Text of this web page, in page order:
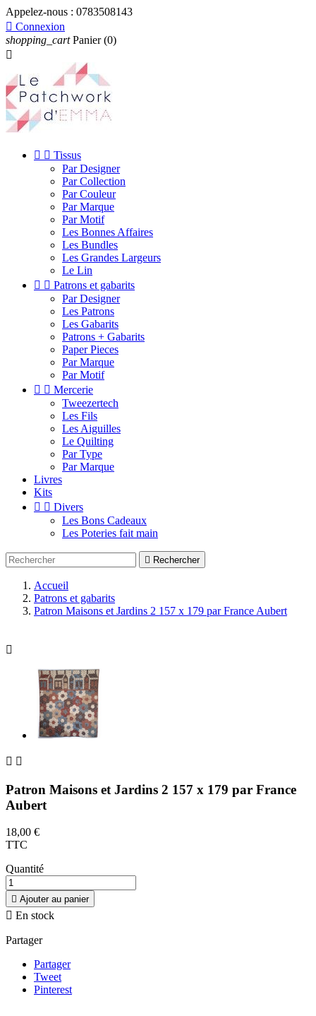
Appelez-nous : 0783508143
 Connexion
shopping_cart Panier (0)

  Tissus
Par Designer
Par Collection
Par Couleur
Par Marque
Par Motif
Les Bonnes Affaires
Les Bundles
Les Grandes Largeurs
Le Lin
  Patrons et gabarits
Par Designer
Les Patrons
Les Gabarits
Patrons + Gabarits
Paper Pieces
Par Marque
Par Motif
  Mercerie
Tweezertech
Les Fils
Les Aiguilles
Le Quilting
Par Type
Par Marque
Livres
Kits
  Divers
Les Bons Cadeaux
Les Poteries fait main
 Rechercher
Accueil
Patrons et gabarits
Patron Maisons et Jardins 2 157 x 179 par France Aubert

 
Patron Maisons et Jardins 2 157 x 179 par France
Aubert
18,00 €
TTC
Quantité
 Ajouter au panier
 En stock
Partager
Partager
Tweet
Pinterest